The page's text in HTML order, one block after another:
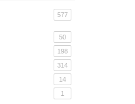
577
50
198
314
14
1